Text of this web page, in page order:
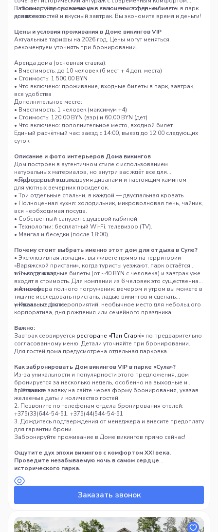
Забронируйте проживание в самом атмосферном месте
комплекса.
В стоимость проживания уже включены: входные билеты в парк
для всех гостей и вкусный завтрак. Вы экономите время и деньги!
Цены и условия проживания в Доме викингов VIP
Актуальные тарифы на 2026 год. Цены могут меняться,
рекомендуем уточнять при бронировании.
Аренда дома (основная ставка):
• Вместимость: до 10 человек (6 мест + 4 доп. места)
• Стоимость: 1 500,00 BYN
• Что включено: проживание, входные билеты в парк, завтрак,
все удобства
Дополнительное место:
• Вместимость: 1 человек (максимум +4)
• Стоимость: 120,00 BYN (взр) и 60,00 BYN (дет)
• Что включено: дополнительное место, входной билет
Единый расчётный час: заезд с 14:00, выезд до 12:00 следующих
суток.
Описание и фото интерьеров Дома викингов
Дом построен в аутентичном стиле с использованием
натуральных материалов, но внутри вас ждёт всё для
комфортного отдыха.
• Просторный холл с двумя диванами и настоящим камином —
для уютных вечерних посиделок.
• Три отдельные спальни, в каждой — двуспальная кровать.
• Полноценная кухня: холодильник, микроволновая печь, чайник,
вся необходимая посуда.
• Собственный санузел с душевой кабиной.
• Технологии: бесплатный Wi-Fi, телевизор (TV).
• Мангал и беседки (после 18:00).
Почему стоит выбрать именно этот дом для отдыха в Суле?
• Эксклюзивная локация: вы живете прямо на территории
«Варяжской пристани», когда туристы уезжают, парк остаётся
только для вас.
• Выгода: входные билеты (от ~40 BYN с человека) и завтрак уже
входят в стоимость. Для компании из 6 человек это существенная
экономия.
• Атмосфера полного погружения: вечером и утром вы можете в
тишине исследовать пристань, ладью викингов и сделать
уникальные фото.
• Идеально для мероприятий: необычное место для небольшого
корпоратива, дня рождения или семейного праздника.
Важно:
Завтрак сервируется ресторане «Пан Старкi» по предварительно
согласованному меню. Детали уточняйте при бронировании.
Для гостей дома предусмотрена отдельная парковка.
Как забронировать Дом викингов VIP в парке «Сула»?
Из-за уникальности и популярности этого предложения, дом
бронируется за несколько недель, особенно на выходные и
праздники.
1. Оставьте заявку на сайте через форму бронирования, указав
желаемые даты и количество гостей.
2. Позвоните по телефонам отдела бронирования отелей:
+375(33)644-54-51, +375(44)544-54-51
3. Дождитесь подтверждения от менеджера и внесите предоплату
для гарантии брони.
Забронируйте проживание в Доме викингов прямо сейчас!
Ощутите дух эпохи викингов с комфортом XXI века.
Проведите незабываемую ночь в самом сердце
исторического парка.
Заказать звонок